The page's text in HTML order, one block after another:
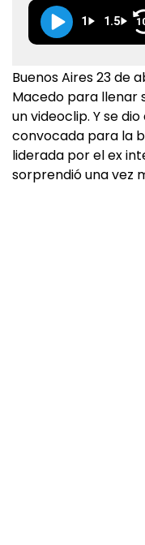
1 1.5
Buenos Aires 23 de
Macedo para llenar
un videoclip. Y se
convocada para la
liderada por el ex
sorprendió una vez